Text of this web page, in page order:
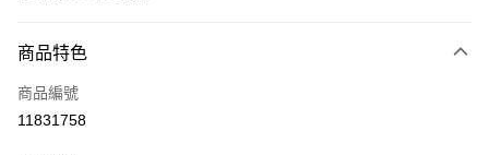
信用卡一次付款
信用卡分期付款
商品特色
商品編號
11831758